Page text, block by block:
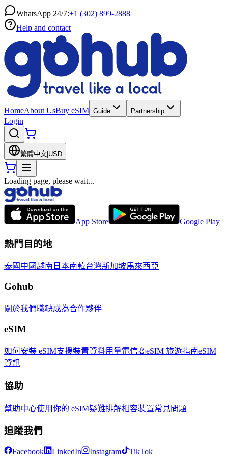
WhatsApp 24/7:+1 (302) 899-2888
Help and contact
HomeAbout UsBuy eSIM Guide Partnership
Login
繁體中文 USD
Loading page, please wait...
App Store Google Play
熱門目的地
泰國 中國越南 日本南韓台灣新加坡馬來西亞
Gohub
關於我們職缺成為合作夥伴
eSIM
如何安裝 eSIM支援裝置資料用量電信商eSIM 旅遊指南eSIM
資訊
協助
幫助中心使用你的 eSIM疑難排解相容裝置常見問題
追蹤我們
Facebook LinkedIn Instagram TikTok